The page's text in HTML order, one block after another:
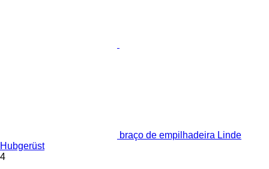
braço de empilhadeira Linde
Hubgerüst
4